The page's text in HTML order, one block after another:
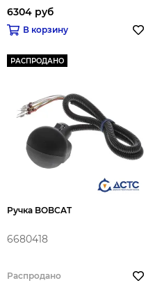
6304 руб
В корзину
РАСПРОДАНО
Ручка BOBCAT
6680418
Распродано